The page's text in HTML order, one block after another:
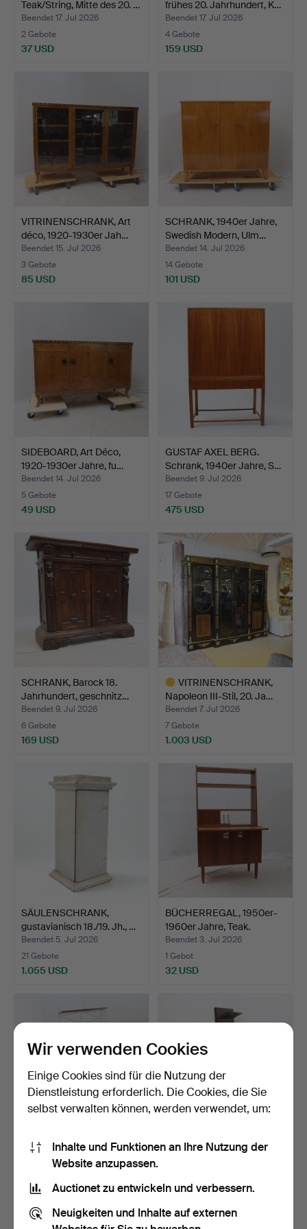
Teak/String, Mitte des 20. …
Beendet 17. Jul 2026
2 Gebote
37 USD
frühes 20. Jahrhundert, K…
Beendet 17. Jul 2026
4 Gebote
159 USD
VITRINENSCHRANK, Art
déco, 1920-1930er Jah…
Beendet 15. Jul 2026
3 Gebote
85 USD
SCHRANK, 1940er Jahre,
Swedish Modern, Ulm…
Beendet 14. Jul 2026
14 Gebote
101 USD
SIDEBOARD, Art Déco,
1920-1930er Jahre, fu…
Beendet 14. Jul 2026
5 Gebote
49 USD
GUSTAF AXEL BERG.
Schrank, 1940er Jahre, S…
Beendet 9. Jul 2026
17 Gebote
475 USD
SCHRANK, Barock 18.
Jahrhundert, geschnitz…
Beendet 9. Jul 2026
6 Gebote
169 USD
VITRINENSCHRANK,
Napoleon III-Stil, 20. Ja…
Beendet 7. Jul 2026
7 Gebote
1.003 USD
SÄULENSCHRANK,
gustavianisch 18./19. Jh., …
Beendet 5. Jul 2026
21 Gebote
1.055 USD
BÜCHERREGAL, 1950er-
1960er Jahre, Teak.
Beendet 3. Jul 2026
1 Gebot
32 USD
BODEN-STRINGREGAL,
1950er-1960er Jahre, we…
Beendet 2. Jul 2026
5 Gebote
ZEITSCHRIFTENREGAL,
um die Mitte des 20. J…
1 Gebot
Wir verwenden Cookies
Einige Cookies sind für die Nutzung der
Dienstleistung erforderlich. Die Cookies, die Sie
selbst verwalten können, werden verwendet, um:
Inhalte und Funktionen an Ihre Nutzung der
Website anzupassen.
Auctionet zu entwickeln und verbessern.
Neuigkeiten und Inhalte auf externen